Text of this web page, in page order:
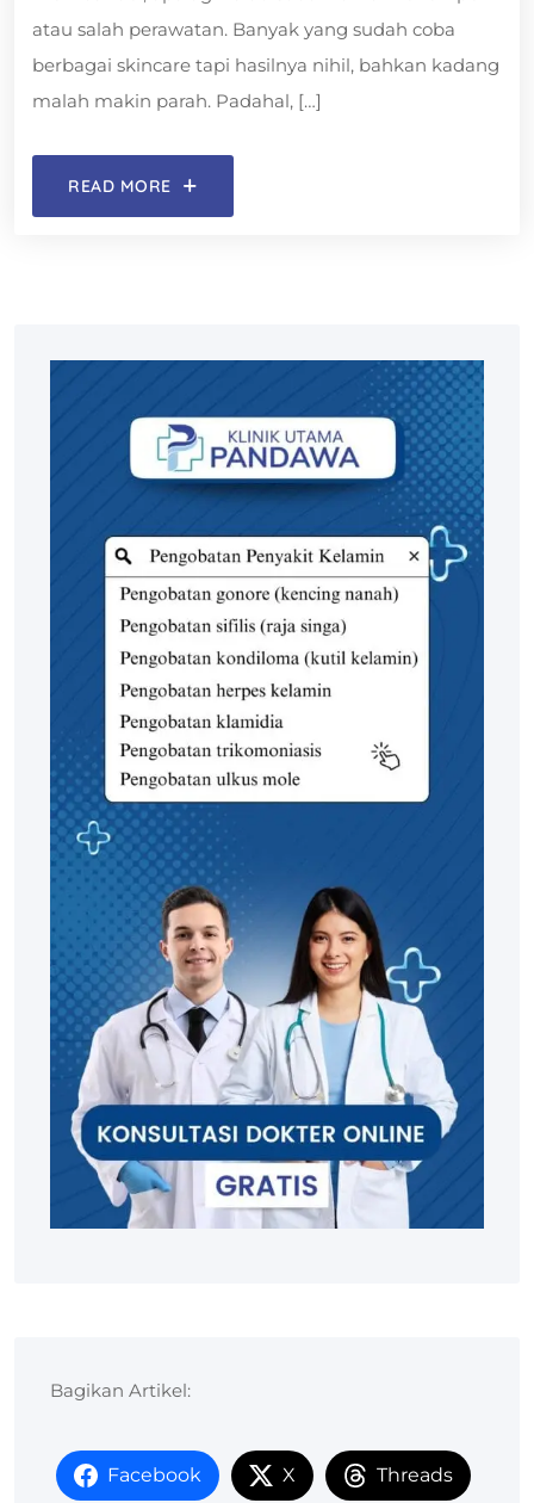
atau salah perawatan. Banyak yang sudah coba
berbagai skincare tapi hasilnya nihil, bahkan kadang
malah makin parah. Padahal, […]
READ MORE
Bagikan Artikel:
Facebook X Threads